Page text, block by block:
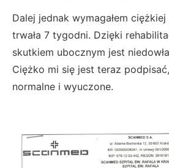
Dalej jednak wymagałem
trwała 7 tygodni. Dzięki
skutkiem ubocznym jest
Ciężko mi się jest teraz
normalne i wyuczone.